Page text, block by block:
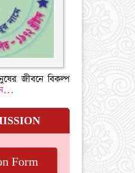
জীবনে বিকল্প
Form